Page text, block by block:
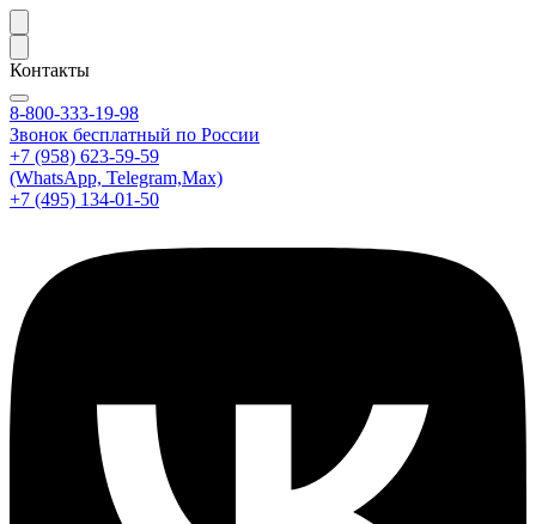
Контакты
8-800-333-19-98
Звонок бесплатный по России
+7 (958) 623-59-59
(WhatsApp, Telegram,Max)
+7 (495) 134-01-50